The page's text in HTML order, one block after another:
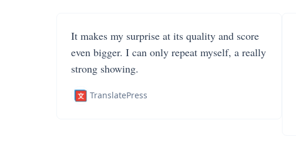
It makes my surprise at its quality and score
even bigger. I can only repeat myself, a really
strong showing.
TranslatePress